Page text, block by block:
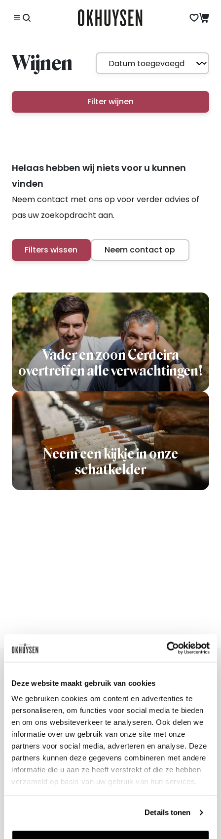
Deze website maakt gebruik van cookies
We gebruiken cookies om content en advertenties te
personaliseren, om functies voor social media te bieden
en om ons websiteverkeer te analyseren. Ook delen we
informatie over uw gebruik van onze site met onze
partners voor social media, adverteren en analyse. Deze
partners kunnen deze gegevens combineren met andere
informatie die u aan ze heeft verstrekt of die ze hebben
verzameld op basis van uw gebruik van hun services.
Details tonen
Wijnen
Filter wijnen
Helaas hebben wij niets voor u kunnen
vinden
Neem contact met ons op voor verder advies of
pas uw zoekopdracht aan.
Filters wissen Neem contact op
Vader en zoon Cerdeira
overtreffen alle verwachtingen!
Neem een kijkje in onze
schatkelder
Blijf op de hoogte
Ontvang het laatste wijnnieuws, proeverijen en
evenementen
E-mailadres
Aanmelden